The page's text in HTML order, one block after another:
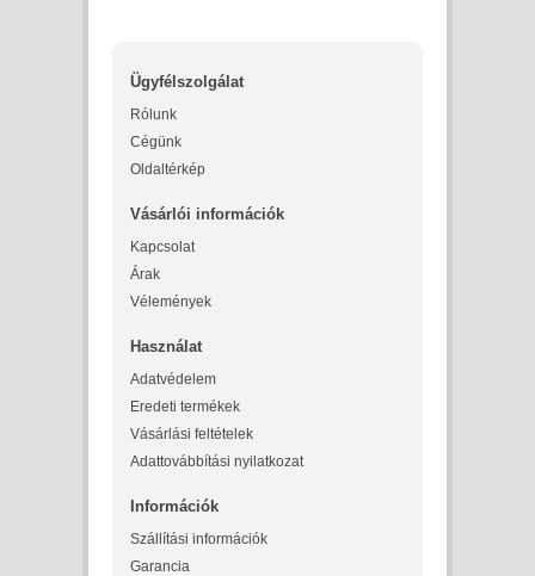
Ügyfélszolgálat
Rólunk
Cégünk
Oldaltérkép
Vásárlói információk
Kapcsolat
Árak
Vélemények
Használat
Adatvédelem
Eredeti termékek
Vásárlási feltételek
Adattovábbítási nyilatkozat
Információk
Szállítási információk
Garancia